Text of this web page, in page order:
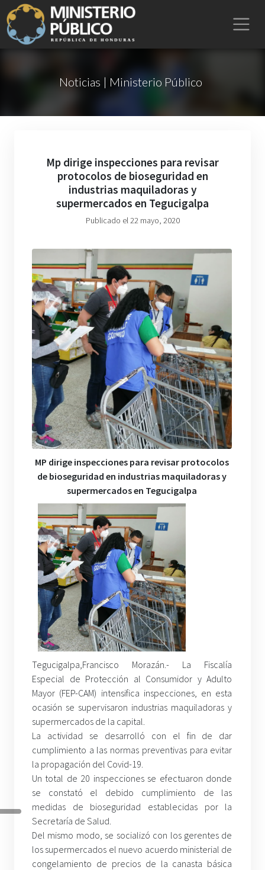
Noticias | Ministerio Público
Mp dirige inspecciones para revisar
protocolos de bioseguridad en
industrias maquiladoras y
supermercados en Tegucigalpa
Publicado el 22 mayo, 2020
MP dirige inspecciones para revisar protocolos
de bioseguridad en industrias maquiladoras y
supermercados en Tegucigalpa
Tegucigalpa Francisco Morazán.- La Fiscalía
Especial de Protección al Consumidor y Adulto
Mayor (FEP-CAM) intensifica inspecciones, en esta
ocasión se supervisaron industrias maquiladoras y
supermercados de la capital.
La actividad se desarrolló con el fin de dar
cumplimiento a las normas preventivas para evitar
la propagación del Covid-19.
Un total de 20 inspecciones se efectuaron donde
se constató el debido cumplimiento de las
medidas de bioseguridad establecidas por la
Secretaría de Salud.
Del mismo modo, se socializó con los gerentes de
los supermercados el nuevo acuerdo ministerial de
congelamiento de precios de la canasta básica